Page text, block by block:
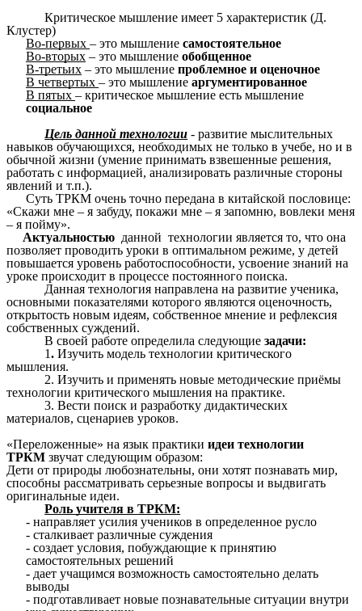
Критическое мышление имеет 5 характеристик (Д.
Клустер)
Во-первых – это мышление самостоятельное
Во-вторых – это мышление обобщенное
В-третьих – это мышление проблемное и оценочное
В четвертых – это мышление аргументированное
В пятых – критическое мышление есть мышление
социальное
Цель данной технологии - развитие мыслительных
навыков обучающихся, необходимых не только в учебе, но и в
обычной жизни (умение принимать взвешенные решения,
работать с информацией, анализировать различные стороны
явлений и т.п.).
Суть ТРКМ очень точно передана в китайской пословице:
«Скажи мне – я забуду, покажи мне – я запомню, вовлеки меня
– я пойму».
Актуальностью данной технологии является то, что она
позволяет проводить уроки в оптимальном режиме, у детей
повышается уровень работоспособности, усвоение знаний на
уроке происходит в процессе постоянного поиска.
Данная технология направлена на развитие ученика,
основными показателями которого являются оценочность,
открытость новым идеям, собственное мнение и рефлексия
собственных суждений.
В своей работе определила следующиезадачи:
1. Изучить модель технологии критического
мышления.
2. Изучить и применять новые методические приёмы
технологии критического мышления на практике.
3. Вести поиск и разработку дидактических
материалов, сценариев уроков.
«Переложенные» на язык практики идеи технологии
ТРКМ звучат следующим образом:
Дети от природы любознательны, они хотят познавать мир,
способны рассматривать серьезные вопросы и выдвигать
оригинальные идеи.
Роль учителя в ТРКМ:
- направляет усилия учеников в определенное русло
- сталкивает различные суждения
- создает условия, побуждающие к принятию
самостоятельных решений
- дает учащимся возможность самостоятельно делать
выводы
- подготавливает новые познавательные ситуации внутри